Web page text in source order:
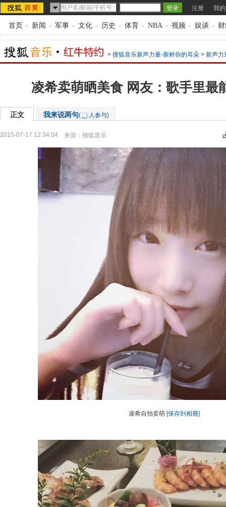
注册 我
首页 - 新闻 - 军事 - 文化 - 历史 - 体育 - NBA - 视频 - 娱谈 -
> 搜狐音乐新声力量-新鲜你的耳朵 > 新声力
凌希卖萌晒美食 网友：歌手里最
正文 我来说两句( 人参与)
2015-07-17 12:34:04 来源： 搜狐音乐
凌希自拍卖萌 [保存到相册]